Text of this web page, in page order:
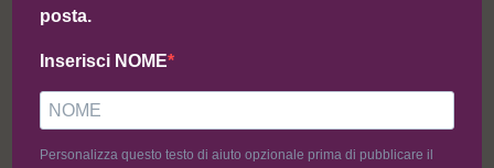
posta.
Inserisci NOME
Personalizza questo testo di aiuto opzionale prima di pubblicare il